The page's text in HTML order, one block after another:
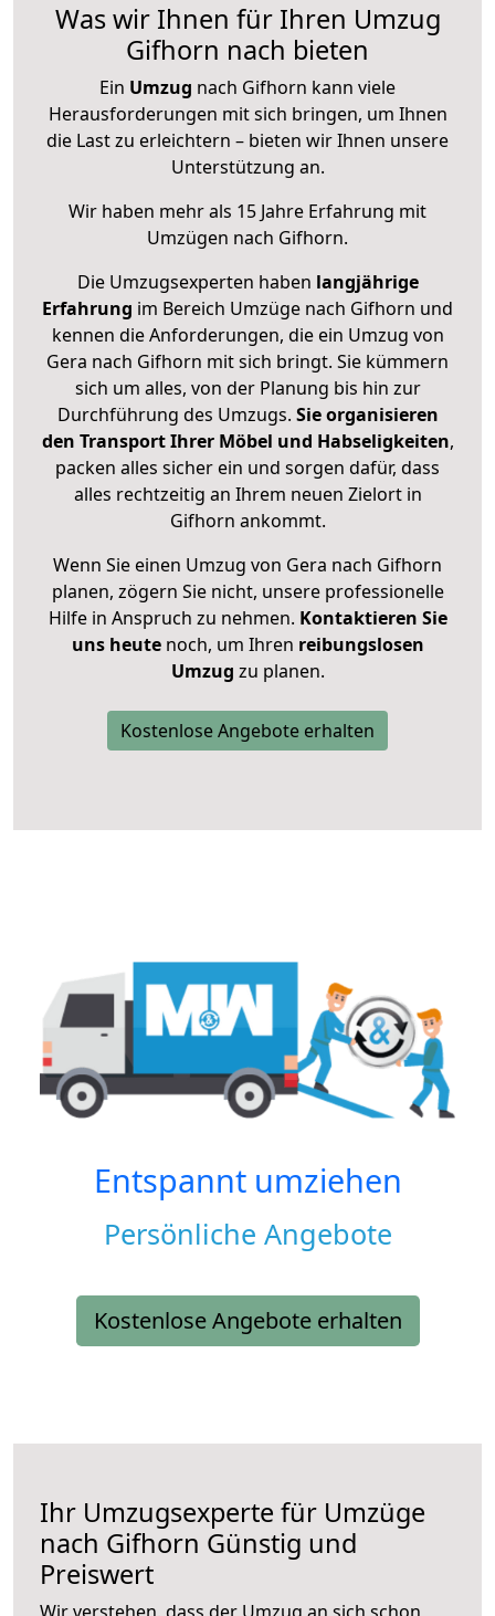
Was wir Ihnen für Ihren Umzug
Gifhorn nach bieten
Ein Umzug nach Gifhorn kann viele
Herausforderungen mit sich bringen, um Ihnen
die Last zu erleichtern – bieten wir Ihnen unsere
Unterstützung an.
Wir haben mehr als 15 Jahre Erfahrung mit
Umzügen nach Gifhorn.
Die Umzugsexperten haben langjährige
Erfahrung im Bereich Umzüge nach Gifhorn und
kennen die Anforderungen, die ein Umzug von
Gera nach Gifhorn mit sich bringt. Sie kümmern
sich um alles, von der Planung bis hin zur
Durchführung des Umzugs. Sie organisieren
den Transport Ihrer Möbel und Habseligkeiten,
packen alles sicher ein und sorgen dafür, dass
alles rechtzeitig an Ihrem neuen Zielort in
Gifhorn ankommt.
Wenn Sie einen Umzug von Gera nach Gifhorn
planen, zögern Sie nicht, unsere professionelle
Hilfe in Anspruch zu nehmen. Kontaktieren Sie
uns heutenoch, um Ihren reibungslosen
Umzug zu planen.
Kostenlose Angebote erhalten
Entspannt umziehen
Persönliche Angebote
Kostenlose Angebote erhalten
Ihr Umzugsexperte für Umzüge
nach Gifhorn Günstig und
Preiswert